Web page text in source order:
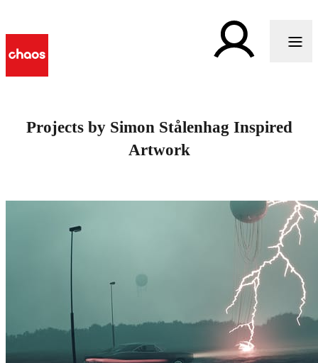
Projects by Simon Stålenhag Inspired
Artwork